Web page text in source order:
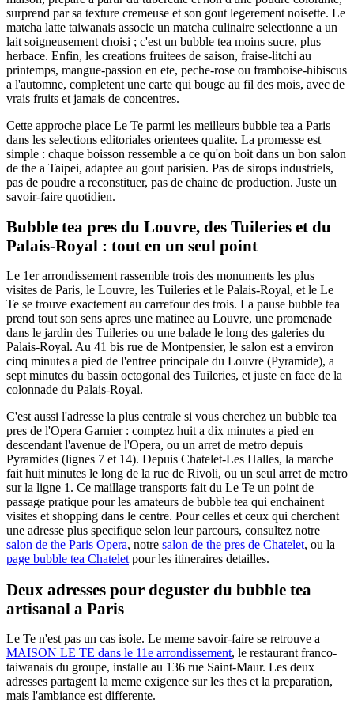
surprend par sa texture cremeuse et son gout legerement noisette. Le
matcha latte taiwanais associe un matcha culinaire selectionne a un
lait soigneusement choisi ; c'est un bubble tea moins sucre, plus
herbace. Enfin, les creations fruitees de saison, fraise-litchi au
printemps, mangue-passion en ete, peche-rose ou framboise-hibiscus
a l'automne, completent une carte qui bouge au fil des mois, avec de
vrais fruits et jamais de concentres.
Cette approche place Le Te parmi les meilleurs bubble tea a Paris
dans les selections editoriales orientees qualite. La promesse est
simple : chaque boisson ressemble a ce qu'on boit dans un bon salon
de the a Taipei, adaptee au gout parisien. Pas de sirops industriels,
pas de poudre a reconstituer, pas de chaine de production. Juste un
savoir-faire quotidien.
Bubble tea pres du Louvre, des Tuileries et du
Palais-Royal : tout en un seul point
Le 1er arrondissement rassemble trois des monuments les plus
visites de Paris, le Louvre, les Tuileries et le Palais-Royal, et le Le
Te se trouve exactement au carrefour des trois. La pause bubble tea
prend tout son sens apres une matinee au Louvre, une promenade
dans le jardin des Tuileries ou une balade le long des galeries du
Palais-Royal. Au 41 bis rue de Montpensier, le salon est a environ
cinq minutes a pied de l'entree principale du Louvre (Pyramide), a
sept minutes du bassin octogonal des Tuileries, et juste en face de la
colonnade du Palais-Royal.
C'est aussi l'adresse la plus centrale si vous cherchez un bubble tea
pres de l'Opera Garnier : comptez huit a dix minutes a pied en
descendant l'avenue de l'Opera, ou un arret de metro depuis
Pyramides (lignes 7 et 14). Depuis Chatelet-Les Halles, la marche
fait huit minutes le long de la rue de Rivoli, ou un seul arret de metro
sur la ligne 1. Ce maillage transports fait du Le Te un point de
passage pratique pour les amateurs de bubble tea qui enchainent
visites et shopping dans le centre. Pour celles et ceux qui cherchent
une adresse plus specifique selon leur parcours, consultez notre
salon de the Paris Opera, notre salon de the pres de Chatelet, ou la
page bubble tea Chateletpour les itineraires detailles.
Deux adresses pour deguster du bubble tea
artisanal a Paris
Le Te n'est pas un cas isole. Le meme savoir-faire se retrouve a
MAISON LE TE dans le 11e arrondissement, le restaurant franco-
taiwanais du groupe, installe au 136 rue Saint-Maur. Les deux
adresses partagent la meme exigence sur les thes et la preparation,
mais l'ambiance est differente.